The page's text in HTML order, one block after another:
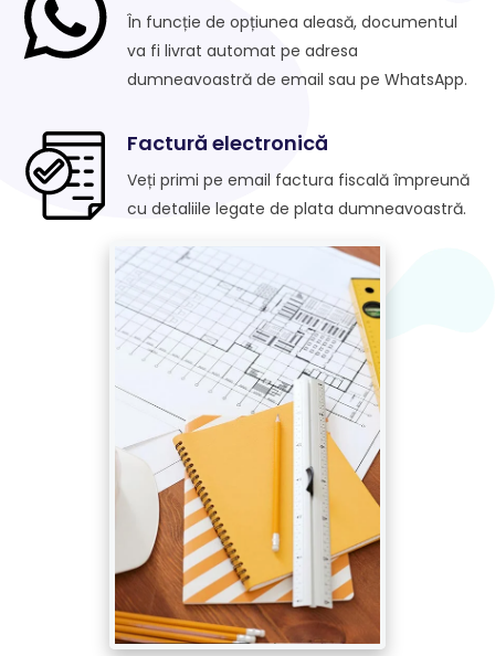
În funcție de opțiunea aleasă, documentul
va fi livrat automat pe adresa
dumneavoastră de email sau pe WhatsApp.
Factură electronică
Veți primi pe email factura fiscală împreună
cu detaliile legate de plata dumneavoastră.